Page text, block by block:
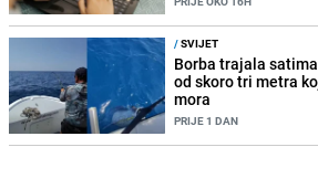
/SVIJET
Borba trajala
od skoro tri metra
mora
PRIJE 1 DAN